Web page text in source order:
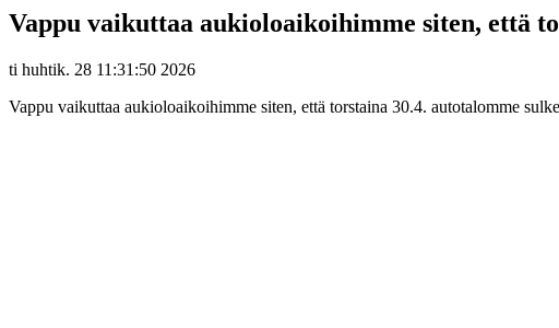
Vappu vaikuttaa aukioloaikoihimme siten, että
ti huhtik. 28 11:31:50 2026
Vappu vaikuttaa aukioloaikoihimme siten, että torstaina 30.4. autotalomme